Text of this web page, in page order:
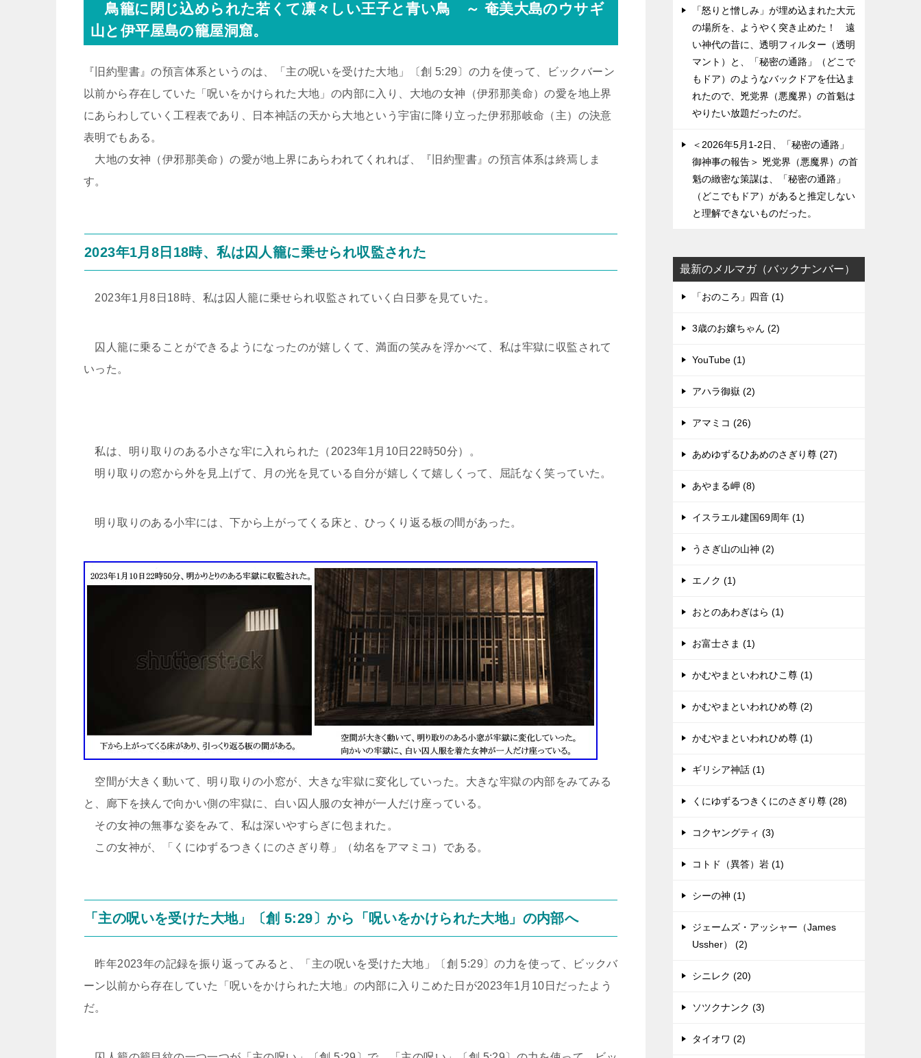
鳥籠に閉じ込められた若くて凛々しい王子と青い鳥 ～ 奄美大島のウサギ
山と伊平屋島の籠屋洞窟。
『旧約聖書』の預言体系というのは、「主の呪いを受けた大地」〔創 5:29〕の力を使って、ビックバーン
以前から存在していた「呪いをかけられた大地」の内部に入り、大地の女神（伊邪那美命）の愛を地上界
にあらわしていく工程表であり、日本神話の天から大地という宇宙に降り立った伊邪那岐命（主）の決意
表明でもある。
大地の女神（伊邪那美命）の愛が地上界にあらわれてくれれば、『旧約聖書』の預言体系は終焉しま
す。
2023年1月8日18時、私は囚人籠に乗せられ収監された
2023年1月8日18時、私は囚人籠に乗せられ収監されていく白日夢を見ていた。
囚人籠に乗ることができるようになったのが嬉しくて、満面の笑みを浮かべて、私は牢獄に収監されて
いった。
私は、明り取りのある小さな牢に入れられた（2023年1月10日22時50分）。
明り取りの窓から外を見上げて、月の光を見ている自分が嬉しくて嬉しくって、屈託なく笑っていた。
明り取りのある小牢には、下から上がってくる床と、ひっくり返る板の間があった。
空間が大きく動いて、明り取りの小窓が、大きな牢獄に変化していった。大きな牢獄の内部をみてみる
と、廊下を挟んで向かい側の牢獄に、白い囚人服の女神が一人だけ座っている。
その女神の無事な姿をみて、私は深いやすらぎに包まれた。
この女神が、「くにゆずるつきくにのさぎり尊」（幼名をアマミコ）である。
「主の呪いを受けた大地」〔創 5:29〕から「呪いをかけられた大地」の内部へ
昨年2023年の記録を振り返ってみると、「主の呪いを受けた大地」〔創 5:29〕の力を使って、ビックバ
ーン以前から存在していた「呪いをかけられた大地」の内部に入りこめた日が2023年1月10日だったよう
だ。
「怒りと憎しみ」が埋め込まれた大元
の場所を、ようやく突き止めた！ 遠
い神代の昔に、透明フィルター（透明
マント）と、「秘密の通路」（どこで
もドア）のようなバックドアを仕込ま
れたので、兇党界（悪魔界）の首魁は
やりたい放題だったのだ。
＜2026年5月1-2日、「秘密の通路」
御神事の報告＞ 兇党界（悪魔界）の首
魁の緻密な策謀は、「秘密の通路」
（どこでもドア）があると推定しない
と理解できないものだった。
最新のメルマガ（バックナンバー）
「おのころ」四音 (1)
3歳のお嬢ちゃん (2)
YouTube (1)
アハラ御嶽 (2)
アマミコ (26)
あめゆずるひあめのさぎり尊 (27)
あやまる岬 (8)
イスラエル建国69周年 (1)
うさぎ山の山神 (2)
エノク (1)
おとのあわぎはら (1)
お富士さま (1)
かむやまといわれひこ尊 (1)
かむやまといわれひめ尊 (2)
かむやまといわれひめ尊 (1)
ギリシア神話 (1)
くにゆずるつきくにのさぎり尊 (28)
コクヤングティ (3)
コトド（異答）岩 (1)
シーの神 (1)
ジェームズ・アッシャー（James
Ussher） (2)
シニレク (20)
ソツクナンク (3)
タイオワ (2)